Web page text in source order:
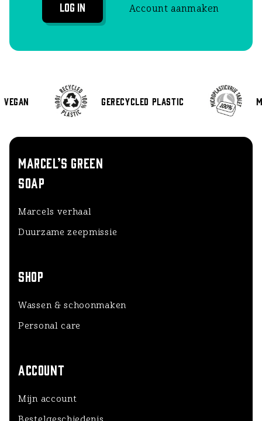
Log in Account aanmaken
Vegan Gerecycled plastic
MARCEL’S GREEN
SOAP
Marcels verhaal
Duurzame zeepmissie
SHOP
Wassen & schoonmaken
Personal care
ACCOUNT
Mijn account